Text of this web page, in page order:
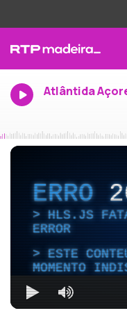
Atlântida
ERRO
HLS.JS
ERROR
ESTE
MOMENTO